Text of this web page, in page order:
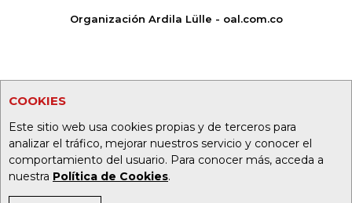
COOKIES
Este sitio web usa cookies propias y de terceros para
analizar el tráfico, mejorar nuestros servicio y conocer el
comportamiento del usuario. Para conocer más, acceda a
nuestra Política de Cookies.
Organización Ardila Lülle - oal.com.co